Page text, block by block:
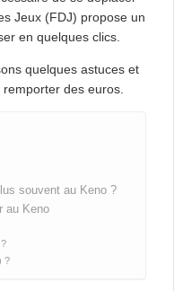
Jeux (FDJ) propose un
en quelques clics.
quelques astuces et
des euros.
souvent au Keno ?
au Keno
?